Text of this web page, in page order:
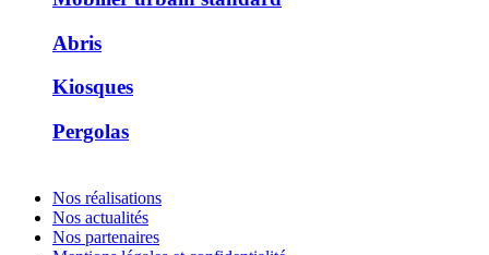
Abris
Kiosques
Pergolas
Nos réalisations
Nos actualités
Nos partenaires